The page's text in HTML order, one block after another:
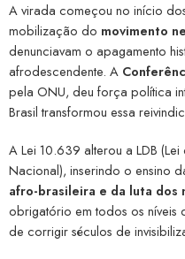
A virada começou no início
mobilização do movimento
denunciavam o apagamento
afrodescendente. A
pela ONU, deu força política
Brasil transformou essa
A Lei 10.639 alterou a LDB
Nacional), inserindo o ensino
afro-brasileira e da luta dos
obrigatório em todos os níveis
de corrigir séculos de